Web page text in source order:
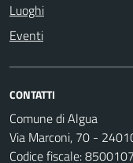
Luoghi
Eventi
CONTATTI
Comune di Algua
Via Marconi, 70 -
Codice fiscale: